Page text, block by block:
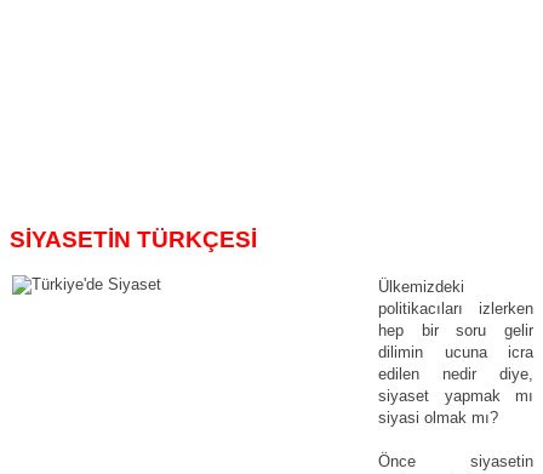
SİYASETİN TÜRKÇESİ
Ülkemizdeki
politikacıları izlerken
hep bir soru gelir
dilimin ucuna icra
edilen nedir diye,
siyaset yapmak mı
siyasi olmak mı?
Önce siyasetin